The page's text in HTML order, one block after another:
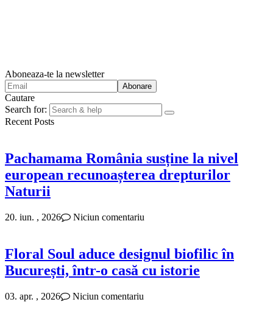
Aboneaza-te la newsletter
Cautare
Search for:
Recent Posts
Pachamama România susține la nivel
european recunoașterea drepturilor
Naturii
20. iun. , 2026 Niciun comentariu
Floral Soul aduce designul biofilic în
București, într-o casă cu istorie
03. apr. , 2026 Niciun comentariu